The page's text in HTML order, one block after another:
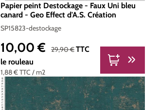
Papier peint Destockage - Faux Uni bleu
canard - Geo Effect d'A.S. Création
SP15823-destockage
1,88 €TTC / m2
Prix de vente :
10,00 € Prix régulier :
29,90 €TTC
le rouleau